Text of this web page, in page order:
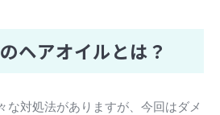
ヘアオイルとは？
な対処法がありますが、今回はダメ